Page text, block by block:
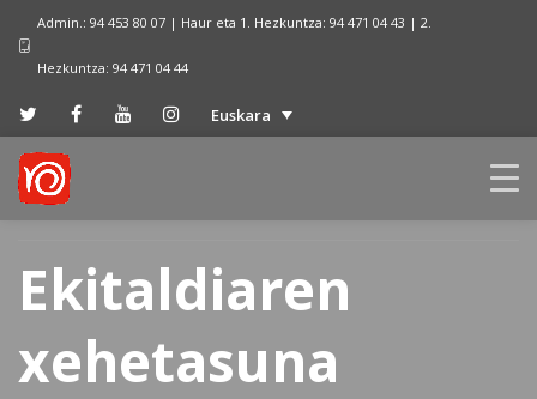
Admin.: 94 453 80 07 | Haur eta 1. Hezkuntza: 94 471 04 43 | 2.
Hezkuntza: 94 471 04 44
Euskara
Ekitaldiaren
xehetasuna